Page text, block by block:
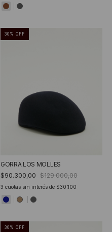
30 % OFF
GORRA LOS MOLLES
$90.300,00 $129.000,00
3 cuotas sin interés de $30.100
30 % OFF